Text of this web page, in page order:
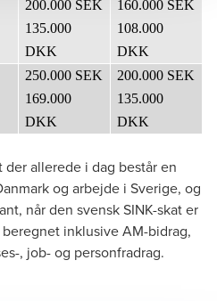
200.000 SEK
135.000
DKK
160.000 SEK
108.000
DKK
250.000 SEK
169.000
DKK
200.000 SEK
135.000
DKK
allerede i dag består en
og arbejde i Sverige, og
når den svensk SINK-skat er
inklusive AM-bidrag,
, job- og personfradrag.